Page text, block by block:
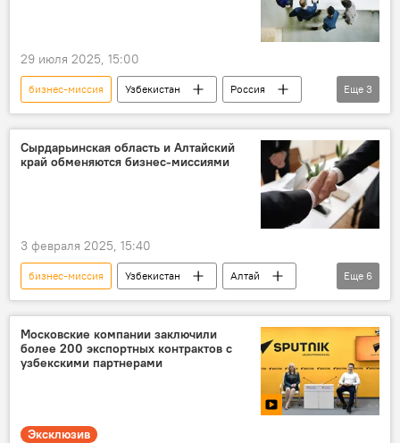
29 июля 2025, 15:00
бизнес-миссия Узбекистан
Россия
предприниматели
текстильная продукция
информационные технологии
Еще 3
Сырдарьинская область и Алтайский
край обменяются бизнес-миссиями
3 февраля 2025, 15:40
бизнес-миссия Узбекистан
Алтай
сотрудничество
Россия
Сырдарьинская область
животноводство
трудовая миграция
промышленность
Еще 6
Московские компании заключили
более 200 экспортных контрактов с
узбекскими партнерами
Эксклюзив